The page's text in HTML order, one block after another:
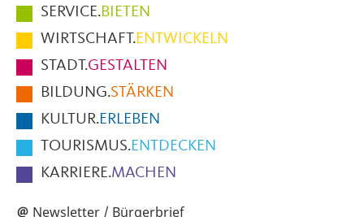
Hauptmenüpunkte
im
Fußbereich
der
Seite
SERVICE.BIETEN
WIRTSCHAFT.ENTWICKELN
STADT.GESTALTEN
BILDUNG.STÄRKEN
KULTUR.ERLEBEN
TOURISMUS.ENTDECKEN
KARRIERE.MACHEN
Newsletter / Bürgerbrief